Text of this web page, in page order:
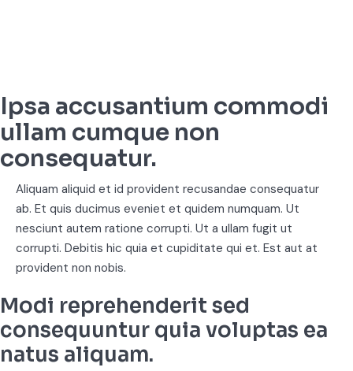
Ipsa accusantium commodi
ullam cumque non
consequatur.
Aliquam aliquid et id provident recusandae consequatur
ab. Et quis ducimus eveniet et quidem numquam. Ut
nesciunt autem ratione corrupti. Ut a ullam fugit ut
corrupti. Debitis hic quia et cupiditate qui et. Est aut at
provident non nobis.
Modi reprehenderit sed
consequuntur quia voluptas ea
natus aliquam.